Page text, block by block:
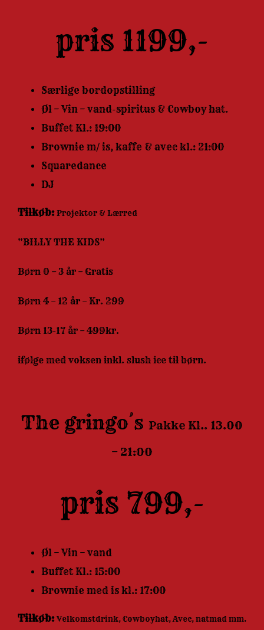
pris 1199,-
Særlige bordopstilling
Øl – Vin – vand-spiritus & Cowboy hat.
Buffet Kl.: 19:00
Brownie m/ is, kaffe & avec kl.: 21:00
Squaredance
DJ
Tilkøb: Projektor & Lærred
“BILLY THE KIDS”
Børn 0 – 3 år – Gratis
Børn 4 – 12 år – Kr. 299
Børn 13-17 år – 499kr.
ifølge med voksen inkl. slush ice til børn.
The gringo´s Pakke Kl.. 13.00
– 21:00
pris 799,-
Øl – Vin – vand
Buffet Kl.: 15:00
Brownie med is kl.: 17:00
Tilkøb: Velkomstdrink, Cowboyhat, Avec, natmad mm.